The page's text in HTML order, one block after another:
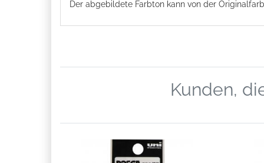
Der abgebildete Farbton kann von der
Kunden,